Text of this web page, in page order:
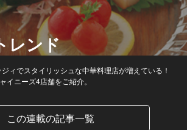
レンド
ィでスタイリッシュな中華料理店が増えている！
イニーズ4店舗をご紹介。
この連載の記事一覧